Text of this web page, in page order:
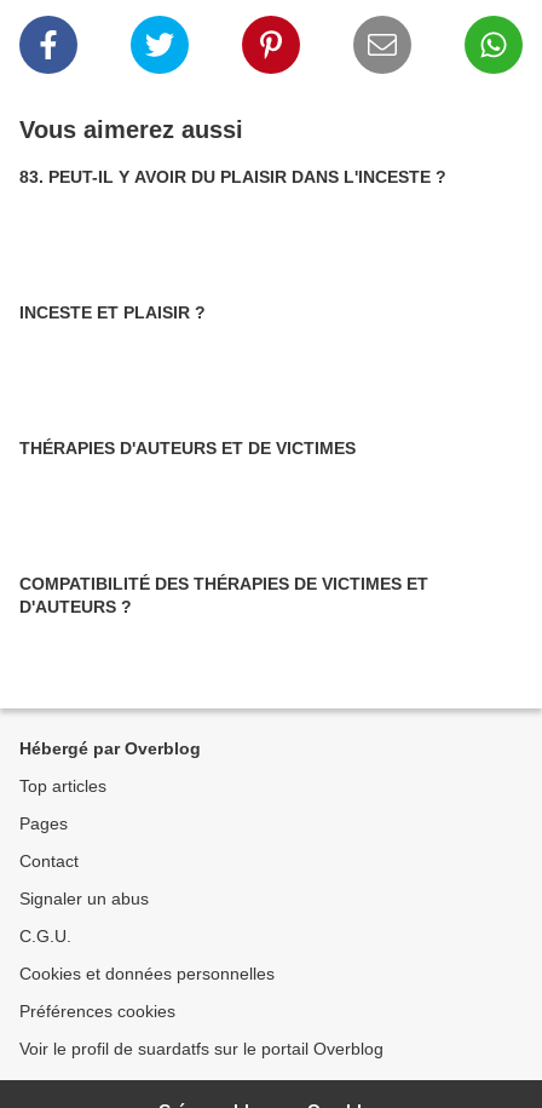
Vous aimerez aussi
83. PEUT-IL Y AVOIR DU PLAISIR DANS L'INCESTE ?
INCESTE ET PLAISIR ?
THÉRAPIES D'AUTEURS ET DE VICTIMES
COMPATIBILITÉ DES THÉRAPIES DE VICTIMES ET
D'AUTEURS ?
Hébergé par Overblog
Top articles
Pages
Contact
Signaler un abus
C.G.U.
Cookies et données personnelles
Préférences cookies
Voir le profil de suardatfs sur le portail Overblog